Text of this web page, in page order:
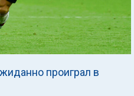
проиграл в